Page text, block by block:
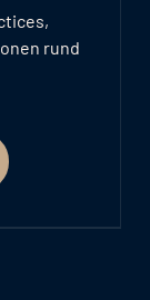
rund